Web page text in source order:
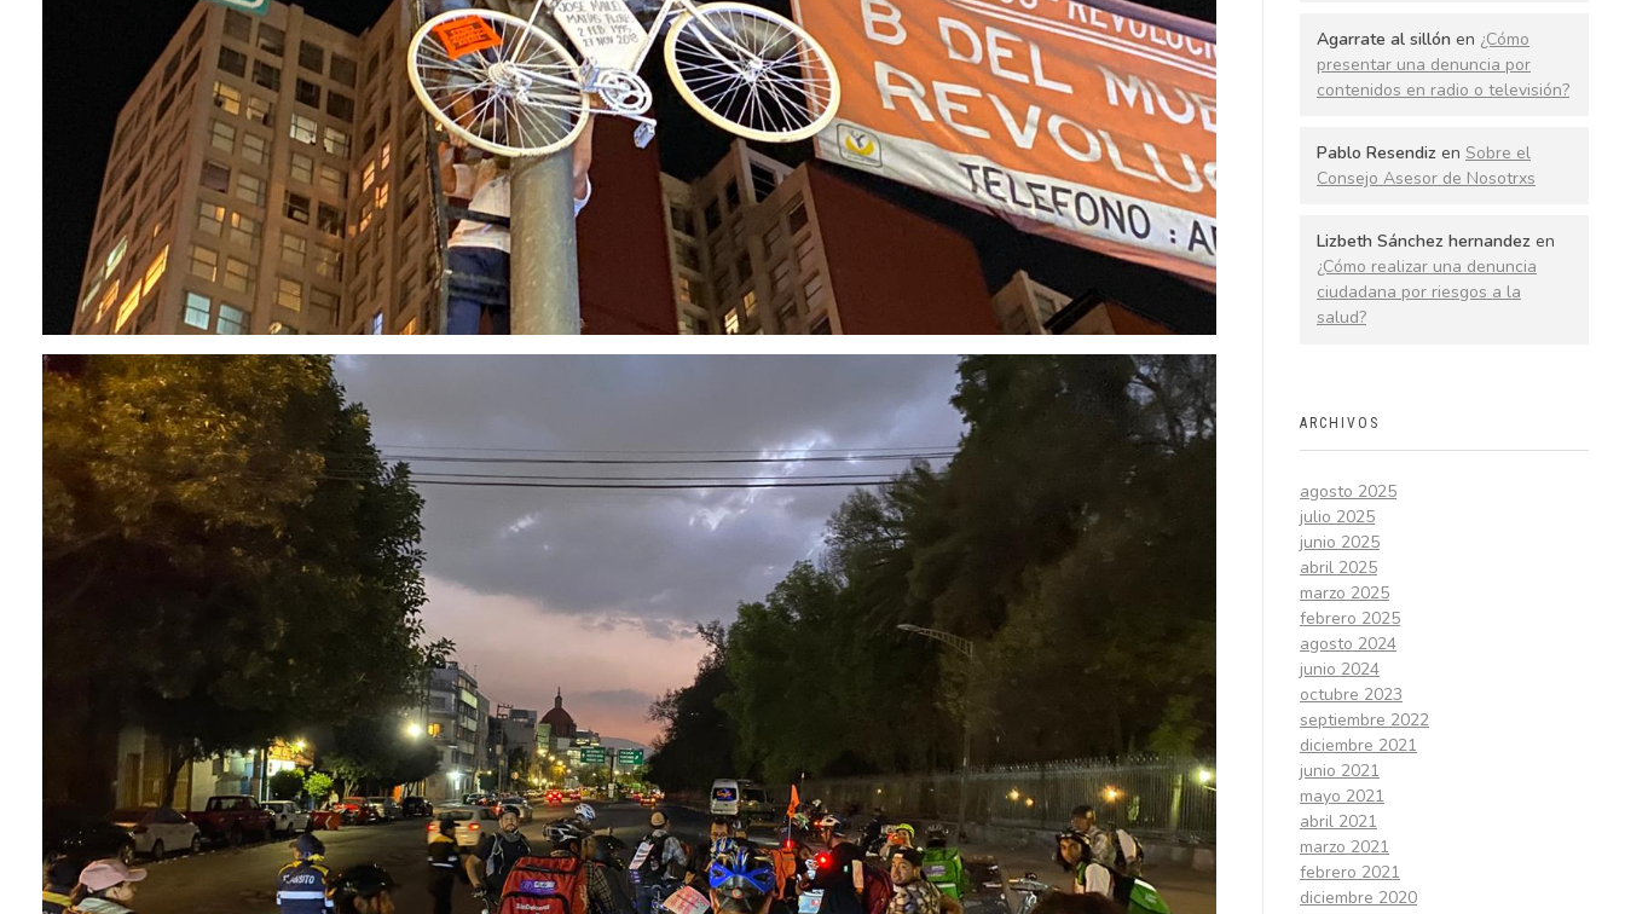
Agarrate al sillón en ¿Cómo
presentar una denuncia por
contenidos en radio o televisión?
Pablo Resendiz en Sobre el
Consejo Asesor de Nosotrxs
Lizbeth Sánchez hernandez en
¿Cómo realizar una denuncia
ciudadana por riesgos a la
salud?
ARCHIVOS
agosto 2025
julio 2025
junio 2025
abril 2025
marzo 2025
febrero 2025
agosto 2024
junio 2024
octubre 2023
septiembre 2022
diciembre 2021
junio 2021
mayo 2021
abril 2021
marzo 2021
febrero 2021
diciembre 2020